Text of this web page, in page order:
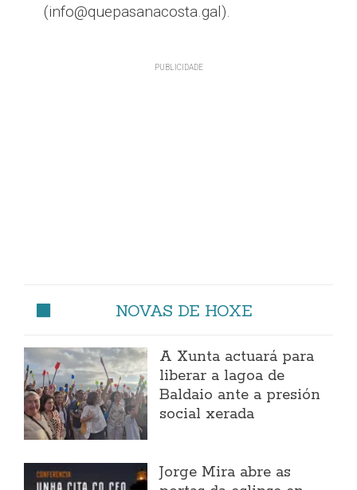
(info@quepasanacosta.gal).
NOVAS DE HOXE
A Xunta actuará para
liberar a lagoa de
Baldaio ante a presión
social xerada
Jorge Mira abre as